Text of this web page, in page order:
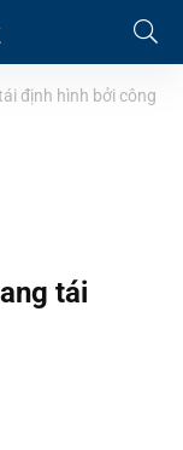
định hình bởi công
tái